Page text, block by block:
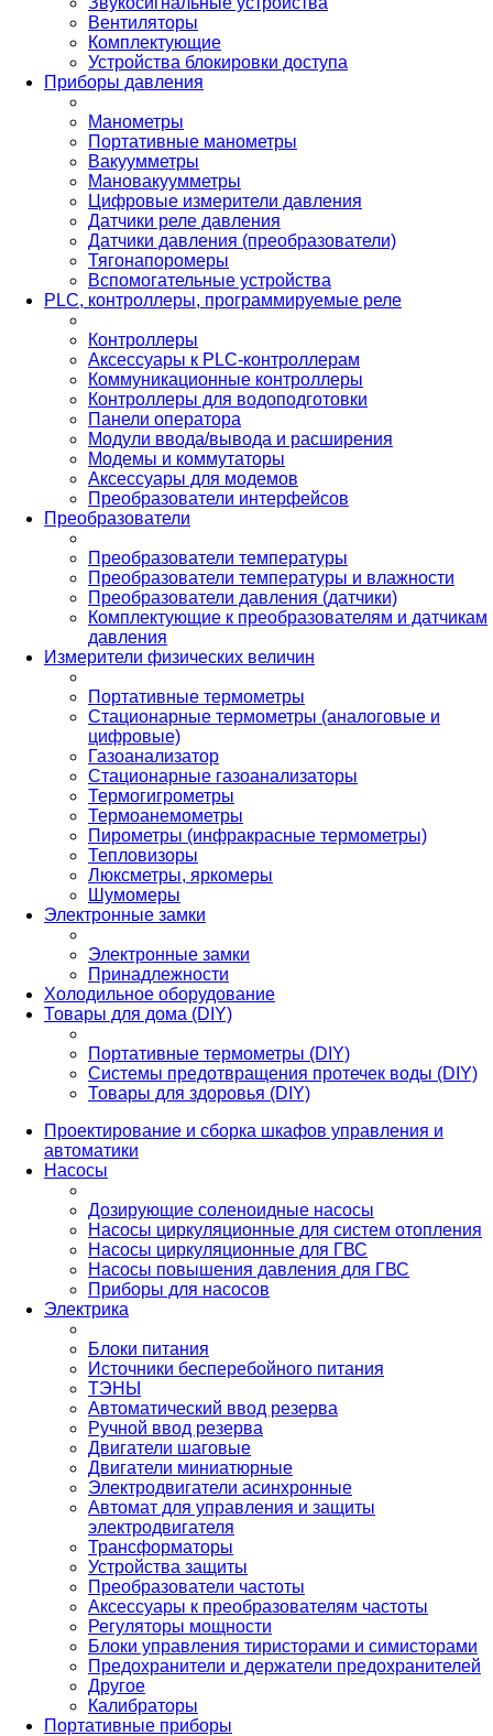
Вентиляторы
Комплектующие
Устройства блокировки доступа
Приборы давления
Манометры
Портативные манометры
Вакуумметры
Мановакуумметры
Цифровые измерители давления
Датчики реле давления
Датчики давления (преобразователи)
Тягонапоромеры
Вспомогательные устройства
PLС, контроллеры, программируемые реле
Контроллеры
Аксессуары к PLC-контроллерам
Коммуникационные контроллеры
Контроллеры для водоподготовки
Панели оператора
Модули ввода/вывода и расширения
Модемы и коммутаторы
Аксессуары для модемов
Преобразователи интерфейсов
Преобразователи
Преобразователи температуры
Преобразователи температуры и влажности
Преобразователи давления (датчики)
Комплектующие к преобразователям и датчикам
давления
Измерители физических величин
Портативные термометры
Стационарные термометры (аналоговые и
цифровые)
Газоанализатор
Стационарные газоанализаторы
Термогигрометры
Термоанемометры
Пирометры (инфракрасные термометры)
Тепловизоры
Люксметры, яркомеры
Шумомеры
Электронные замки
Электронные замки
Принадлежности
Холодильное оборудование
Товары для дома (DIY)
Портативные термометры (DIY)
Системы предотвращения протечек воды (DIY)
Товары для здоровья (DIY)
Проектирование и сборка шкафов управления и
автоматики
Насосы
Дозирующие соленоидные насосы
Насосы циркуляционные для систем отопления
Насосы циркуляционные для ГВС
Насосы повышения давления для ГВС
Приборы для насосов
Электрика
Блоки питания
Источники бесперебойного питания
ТЭНЫ
Автоматический ввод резерва
Ручной ввод резерва
Двигатели шаговые
Двигатели миниатюрные
Электродвигатели асинхронные
Автомат для управления и защиты
электродвигателя
Трансформаторы
Устройства защиты
Преобразователи частоты
Аксессуары к преобразователям частоты
Регуляторы мощности
Блоки управления тиристорами и симисторами
Предохранители и держатели предохранителей
Другое
Калибраторы
Портативные приборы